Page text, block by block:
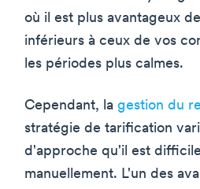
où il est plus avantageux
inférieurs à ceux de vos
les périodes plus calmes.
Cependant, la gestion du
stratégie de tarification
d'approche qu'il est
manuellement. L'un des